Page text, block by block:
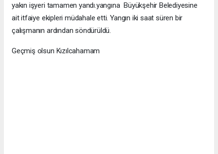
yakın işyeri tamamen yandı.yangına Büyükşehir Belediyesine
ait itfaiye ekipleri müdahale etti. Yangın iki saat süren bir
çalışmanın ardından söndürüldü.
Geçmiş olsun Kızılcahamam